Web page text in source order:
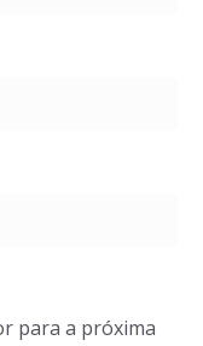
para a próxima